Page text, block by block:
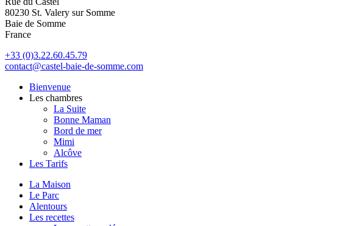
80230 St. Valery sur Somme
Baie de Somme
France
+33 (0)3.22.60.45.79
contact@castel-baie-de-somme.com
Bienvenue
Les chambres
La Suite
Bonne Maman
Bord de mer
Mimi
Alcôve
Les Tarifs
La Maison
Le Parc
Alentours
Les recettes